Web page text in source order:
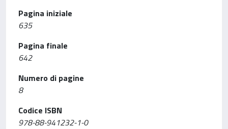
Pagina iniziale
635
Pagina finale
642
Numero di pagine
8
Codice ISBN
978-88-941232-1-0